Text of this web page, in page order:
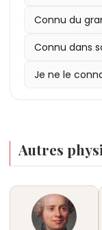
Connu du
Connu dans
Je ne le
Autres